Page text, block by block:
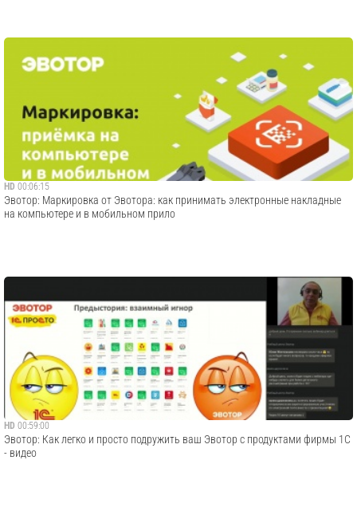
HD 00:06:15
Эвотор: Маркировка от Эвотора: как принимать электронные накладные
на компьютере и в мобильном прило
HD 00:59:00
Эвотор: Как легко и просто подружить ваш Эвотор с продуктами фирмы 1С
- видео